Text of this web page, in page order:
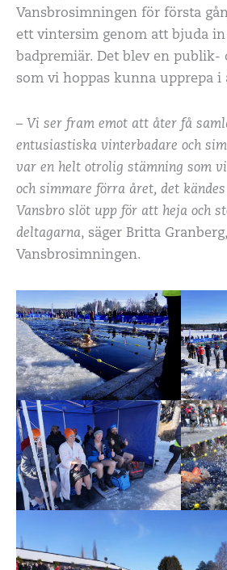
Vansbrosimningen för första
ett vintersim genom att bjuda
badpremiär. Det blev en publik-
som vi hoppas kunna upprepa i
– Vi ser fram emot att åter få
entusiastiska vinterbadare och
var en helt otrolig stämning som
och simmare förra året, det
Vansbro slöt upp för att heja och
deltagarna, säger Britta
Vansbrosimningen.